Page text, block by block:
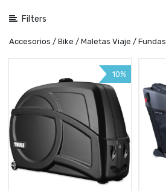
Filters
Accesorios / Bike / Maletas Viaje / Fundas
10%